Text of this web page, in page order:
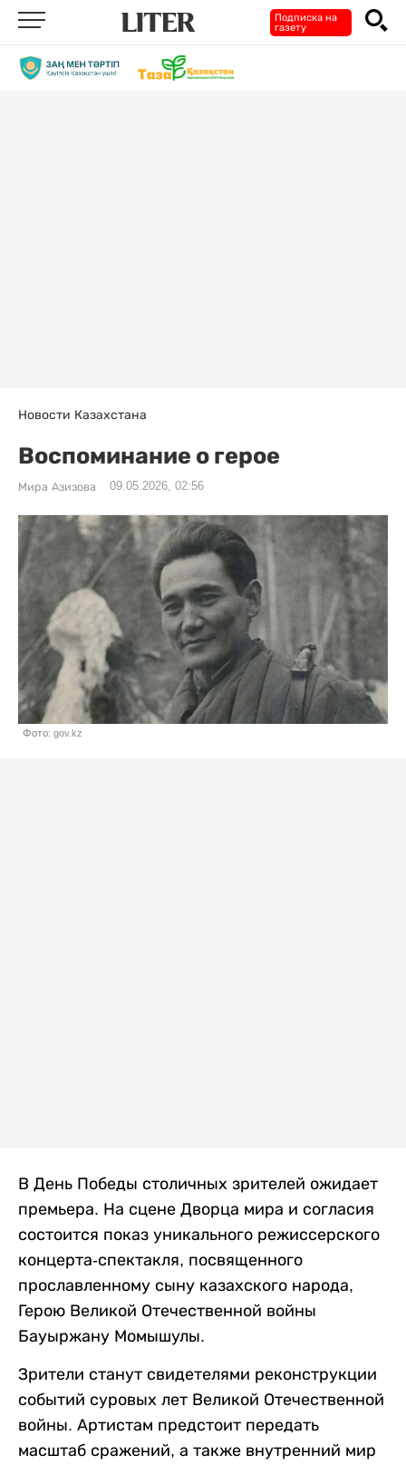
Подписка на
газету
Новости Казахстана
Воспоминание о герое
Мира Азизова 09.05.2026, 02:56
Фото: gov.kz
В День Победы столичных зрителей ожидает
премьера. На сцене Дворца мира и согласия
состоится показ уникального режиссерского
концерта-спектакля, посвященного
прославленному сыну казахского народа,
Герою Великой Отечественной войны
Бауыржану Момышулы.
Зрители станут свидетелями реконструкции
событий суровых лет Великой Отечественной
войны. Артистам предстоит передать
масштаб сражений, а также внутренний мир